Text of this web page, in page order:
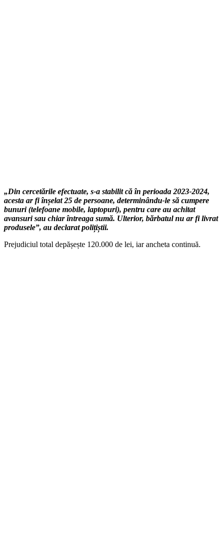
„Din cercetările efectuate, s-a stabilit că în perioada 2023-2024,
acesta ar fi înșelat 25 de persoane, determinându-le să cumpere
bunuri (telefoane mobile, laptopuri), pentru care au achitat
avansuri sau chiar întreaga sumă. Ulterior, bărbatul nu ar fi livrat
produsele”, au declarat polițiștii.
Prejudiciul total depășește 120.000 de lei, iar ancheta continuă.